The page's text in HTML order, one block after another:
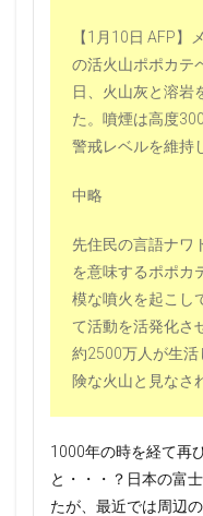
【1月10日 AFP】
の活火山ポポカテ
日、火山灰と溶岩
た。噴煙は高度
警戒レベルを維持
中略
先住民の言語ナワ
を意味するポポカ
模な噴火を起こし
て活動を活発化さ
約2500万人が生
険な火山と見なさ
1000年の時を経て再
と・・・？日本の富
たが、最近では周辺